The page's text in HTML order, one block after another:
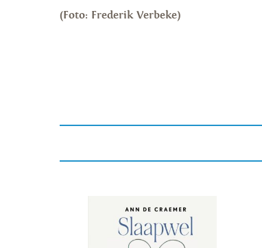
(Foto: Frederik Verbeke)